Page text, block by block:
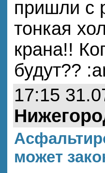
пришли с
тонкая
крана!!
будут??
17:15
может